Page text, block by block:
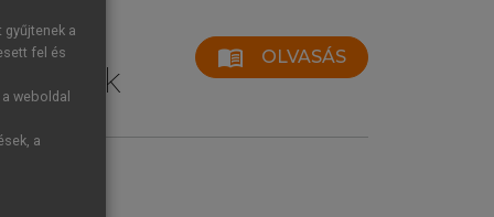
menu_book OLVASÁS
a
fel és
weboldal
a